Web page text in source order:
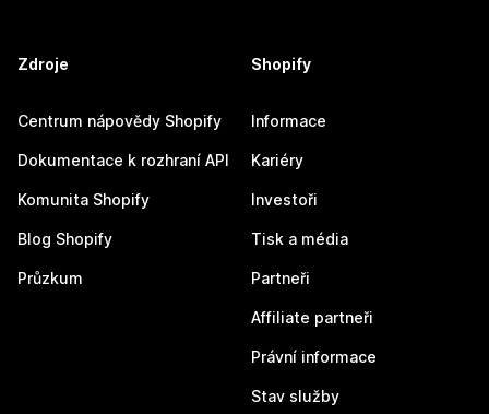
Zdroje
Centrum nápovědy Shopify
Dokumentace k rozhraní API
Komunita Shopify
Blog Shopify
Průzkum
Shopify
Informace
Kariéry
Investoři
Tisk a média
Partneři
Affiliate partneři
Právní informace
Stav služby